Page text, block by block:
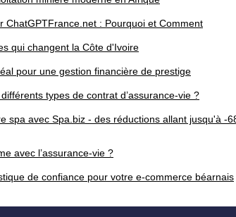
ChatGPTFrance.net : Pourquoi et Comment
qui changent la Côte d'Ivoire
pour une gestion financière de prestige
types de contrat d’assurance-vie ?
spa avec Spa.biz - des réductions allant jusqu'à -
avec l’assurance-vie ?
de confiance pour votre e-commerce béarnais